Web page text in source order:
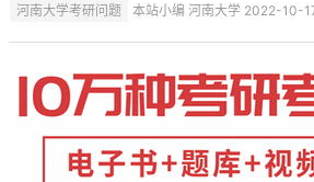
河南大学考研问题 本站小编 河南大学 2022-10-